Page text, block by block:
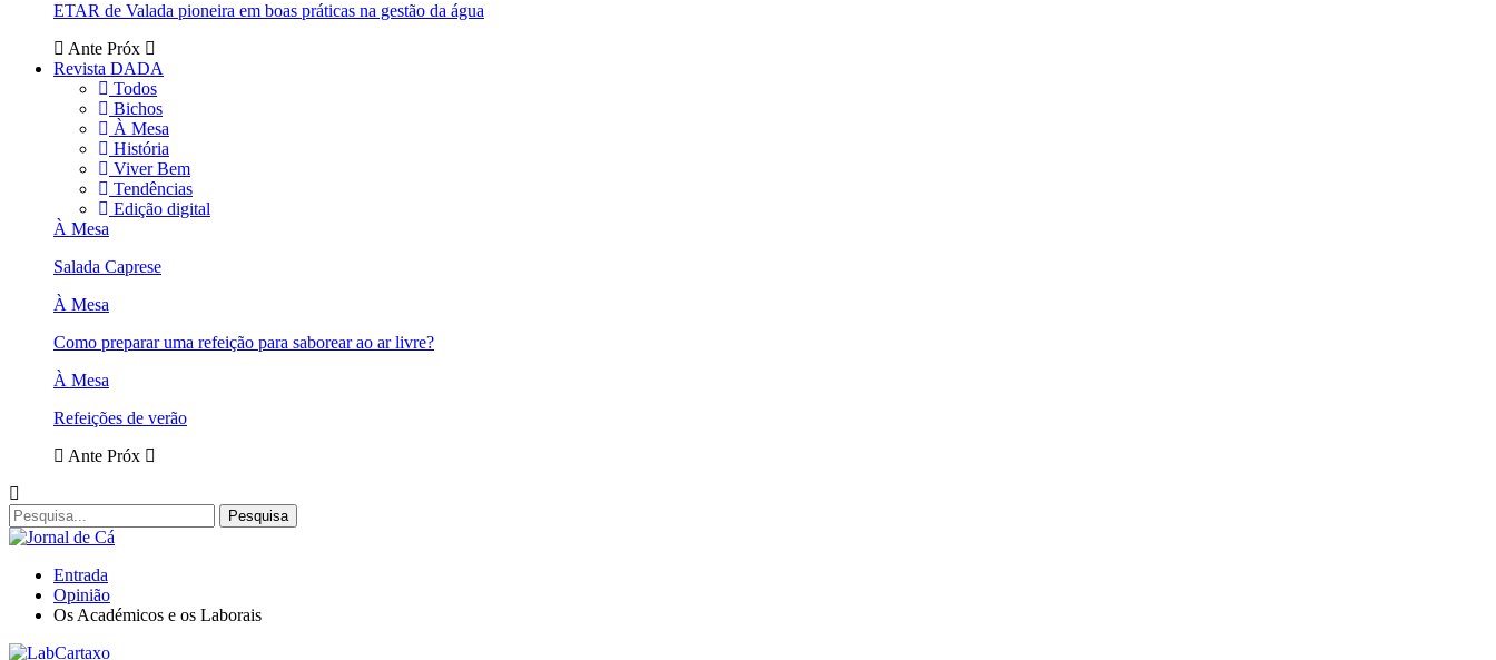
ETAR de Valada pioneira em boas práticas na gestão da água
Ante Próx
Revista DADA
Todos
Bichos
À Mesa
História
Viver Bem
Tendências
Edição digital
À Mesa
Salada Caprese
À Mesa
Como preparar uma refeição para saborear ao ar livre?
À Mesa
Refeições de verão
Ante Próx
Entrada
Opinião
Os Académicos e os Laborais